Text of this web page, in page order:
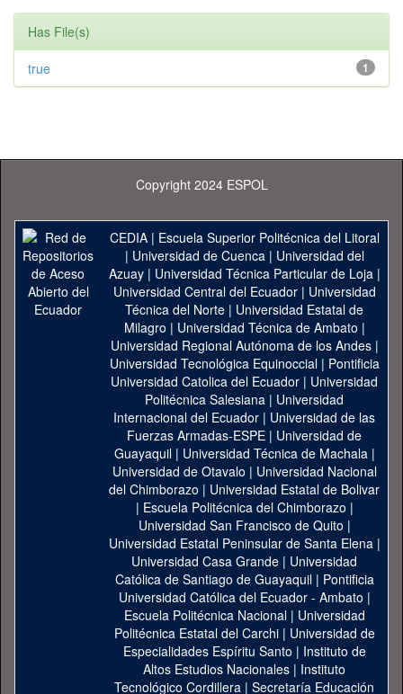
Has File(s)
1
true
Copyright 2024 ESPOL
CEDIA| Escuela Superior Politécnica del Litoral
| Universidad de Cuenca| Universidad del
Azuay| Universidad Técnica Particular de Loja|
Universidad Central del Ecuador| Universidad
Técnica del Norte | Universidad Estatal de
Milagro | Universidad Técnica de Ambato |
Universidad Regional Autónoma de los Andes|
Universidad Tecnológica Equinoccial| Pontificia
Universidad Catolica del Ecuador | Universidad
Politécnica Salesiana | Universidad
Internacional del Ecuador | Universidad de las
Fuerzas Armadas-ESPE | Universidad de
Guayaquil| Universidad Técnica de Machala|
Universidad de Otavalo | Universidad Nacional
del Chimborazo | Universidad Estatal de Bolivar
| Escuela Politécnica del Chimborazo |
Universidad San Francisco de Quito |
Universidad Estatal Peninsular de Santa Elena|
Universidad Casa Grande | Universidad
Católica de Santiago de Guayaquil| Pontificia
Universidad Católica del Ecuador - Ambato |
Escuela Politécnica Nacional| Universidad
Politécnica Estatal del Carchi| Universidad de
Especialidades Espíritu Santo | Instituto de
Altos Estudios Nacionales | Instituto
Tecnológico Cordillera | Secretaría Educación